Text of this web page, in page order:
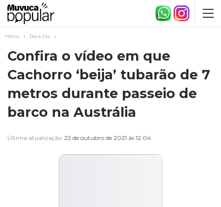
Home Dia-a-Dia
Confira o vídeo em que
Cachorro ‘beija’ tubarão de 7
metros durante passeio de
barco na Austrália
Última atualização 22 de outubro de 2021 às 12:04